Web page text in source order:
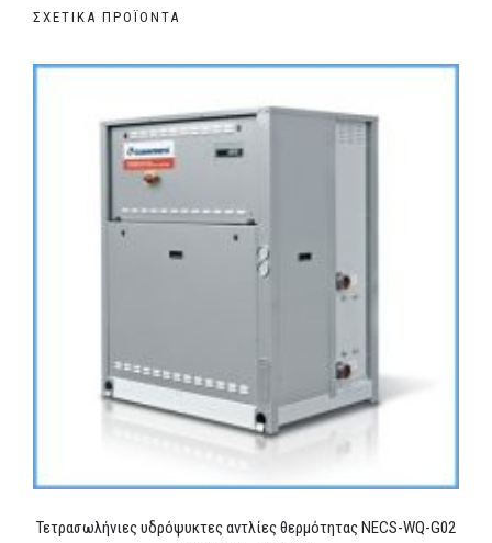
ΣΧΕΤΙΚΆ ΠΡΟΪΌΝΤΑ
Τετρασωλήνιες υδρόψυκτες αντλίες θερμότητας NECS-WQ-G02